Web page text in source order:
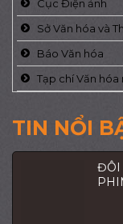
Cục Điện ảnh
Sở Văn hóa và
Báo Văn hóa
Tạp chí Văn hóa
TIN NỔI